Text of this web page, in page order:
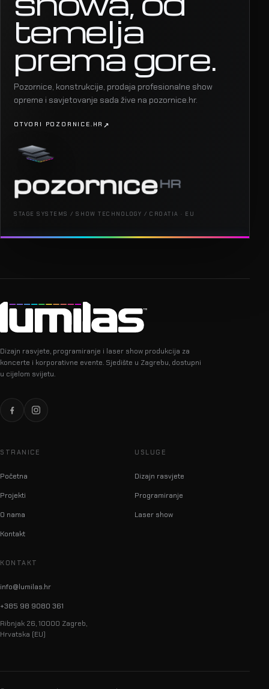
temelja
prema gore.
Pozornice, konstrukcije, prodaja profesionalne show
opreme i savjetovanje sada žive na pozornice.hr.
OTVORI POZORNICE.HR
STAGE SYSTEMS / SHOW TECHNOLOGY / CROATIA · EU
Dizajn rasvjete, programiranje i laser show produkcija za
koncerte i korporativne evente. Sjedište u Zagrebu, dostupni
u cijelom svijetu.
STRANICE
Početna
Projekti
O nama
Kontakt
USLUGE
Dizajn rasvjete
Programiranje
Laser show
KONTAKT
info@lumilas.hr
+385 98 9080 361
Ribnjak 26, 10000 Zagreb,
Hrvatska (EU)